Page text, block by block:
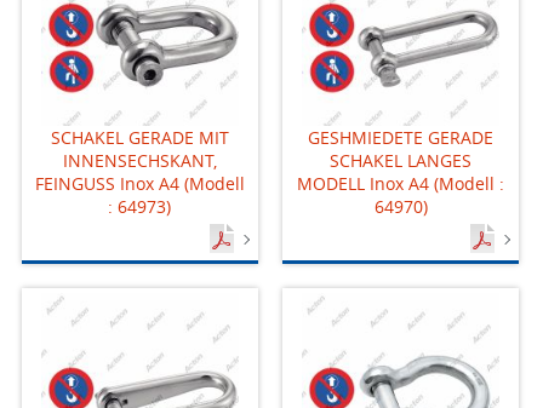
SCHAKEL GERADE MIT
INNENSECHSKANT,
FEINGUSS Inox A4 (Modell
: 64973)
GESHMIEDETE GERADE
SCHAKEL LANGES
MODELL Inox A4 (Modell :
64970)